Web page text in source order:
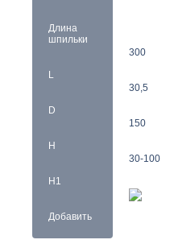
Длина
шпильки
L
D
H
H1
Добавить
300
30,5
150
30-100